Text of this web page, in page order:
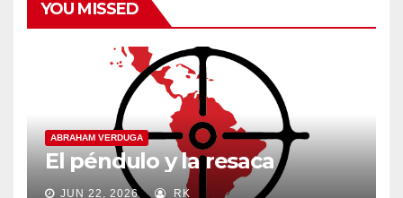
YOU MISSED
ABRAHAM VERDUGA
El péndulo y la resaca
JUN 22, 2026 RK